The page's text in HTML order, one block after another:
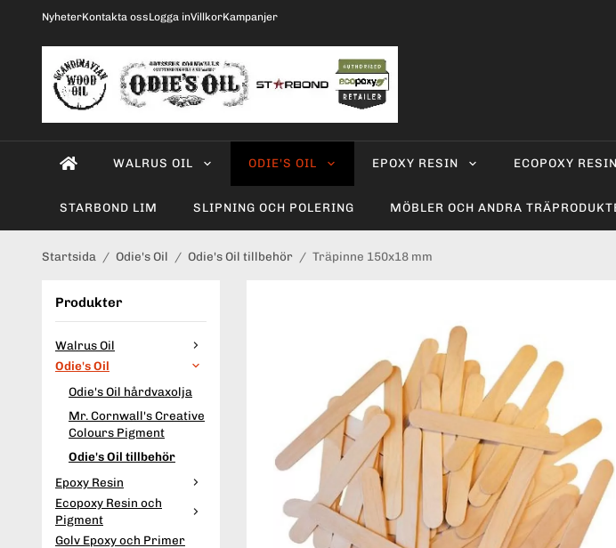
NyheterKontakta ossLogga inVillkorKampanjer
WALRUS OIL ODIE'S OIL EPOXY RESIN ECOPOXY
STARBOND LIM SLIPNING OCH POLERING MÖBLER OCH ANDRA
Startsida / Odie's Oil / Odie's Oil tillbehör / Träpinne 150x18 mm
Produkter
Walrus Oil
Odie's Oil
Odie's Oil hårdvaxolja
Mr. Cornwall's Creative
Colours Pigment
Odie's Oil tillbehör
Epoxy Resin
Ecopoxy Resin och
Pigment
Golv Epoxy och Primer